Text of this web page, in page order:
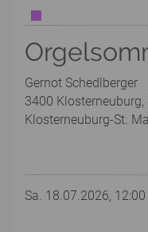
Gernot Schedlberger
3400
Klosterneuburg-St.
Sa. 18.07.2026,